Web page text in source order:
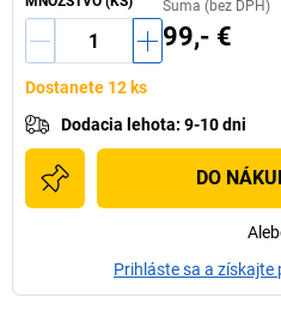
Suma (bez DPH)
99,- €
Dostanete 12 ks
Dodacia lehota: 9-10 dni
DO
Prihláste sa a získajte